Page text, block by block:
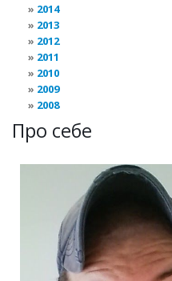
2014
2013
2012
2011
2010
2009
2008
Про себе